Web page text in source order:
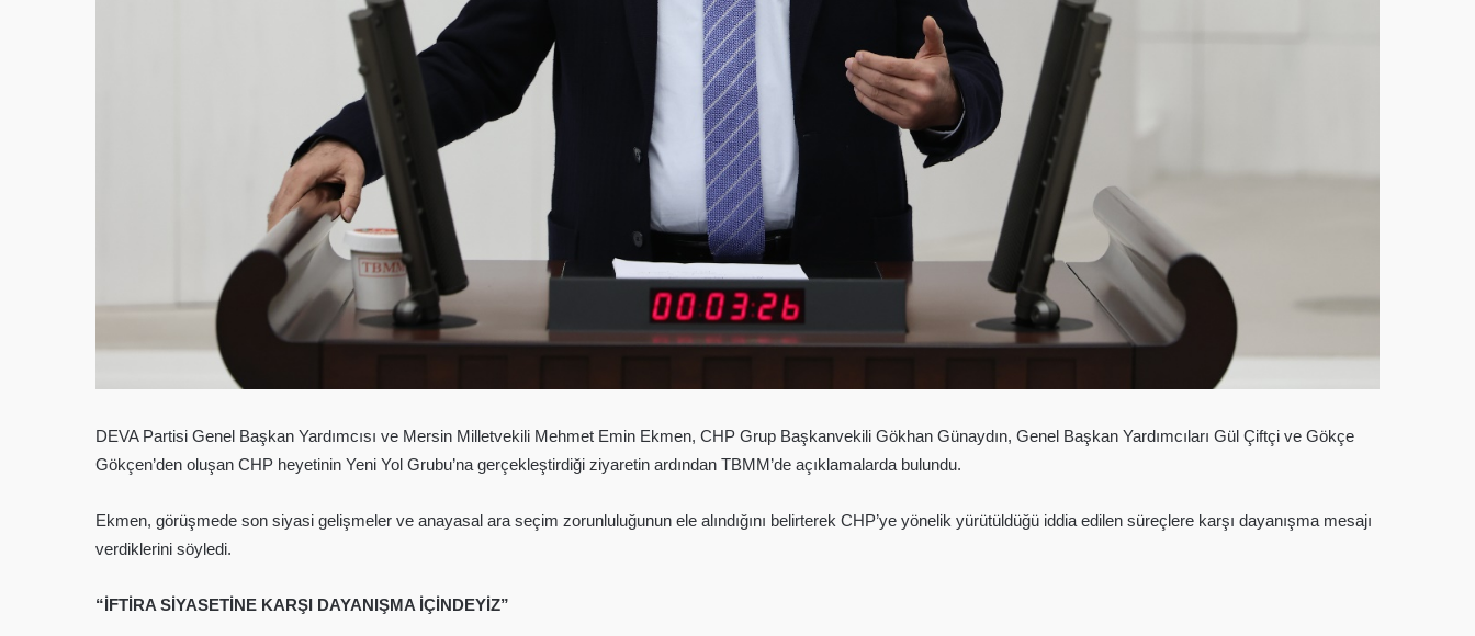
DEVA Partisi Genel Başkan Yardımcısı ve Mersin Milletvekili Mehmet Emin Ekmen, CHP Grup Başkanvekili Gökhan Günaydın, Genel Başkan Yardımcıları Gül Çiftçi ve Gökçe
Gökçen’den oluşan CHP heyetinin Yeni Yol Grubu’na gerçekleştirdiği ziyaretin ardından TBMM’de açıklamalarda bulundu.
Ekmen, görüşmede son siyasi gelişmeler ve anayasal ara seçim zorunluluğunun ele alındığını belirterek CHP’ye yönelik yürütüldüğü iddia edilen süreçlere karşı dayanışma mesajı
verdiklerini söyledi.
“İFTİRA SİYASETİNE KARŞI DAYANIŞMA İÇİNDEYİZ”